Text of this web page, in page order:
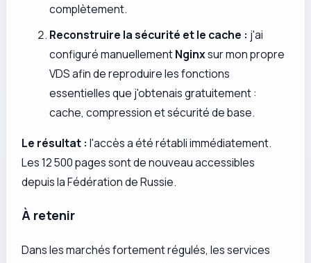
complètement.
Reconstruire la sécurité et le cache : j'ai
configuré manuellementNginxsur mon propre
VDS afin de reproduire les fonctions
essentielles que j'obtenais gratuitement :
cache, compression et sécurité de base.
Le résultat : l'accès a été rétabli immédiatement.
Les 12 500 pages sont de nouveau accessibles
depuis la Fédération de Russie.
À retenir
Dans les marchés fortement régulés, les services